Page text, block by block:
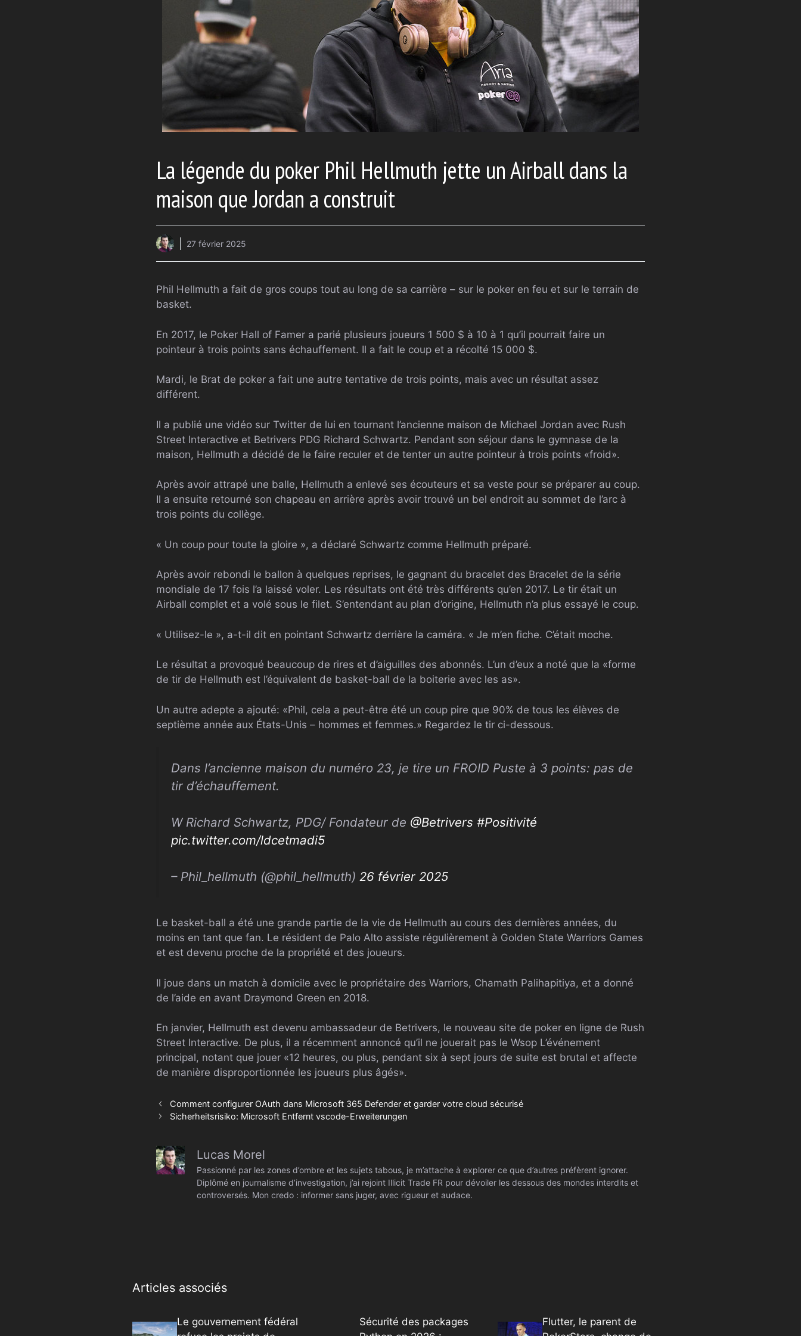
La légende du poker Phil Hellmuth jette un Airball dans la
maison que Jordan a construit
27 février 2025
Phil Hellmuth a fait de gros coups tout au long de sa carrière – sur le poker en feu et sur le terrain de
basket.
En 2017, le Poker Hall of Famer a parié plusieurs joueurs 1 500 $ à 10 à 1 qu’il pourrait faire un
pointeur à trois points sans échauffement. Il a fait le coup et a récolté 15 000 $.
Mardi, le Brat de poker a fait une autre tentative de trois points, mais avec un résultat assez
différent.
Il a publié une vidéo sur Twitter de lui en tournant l’ancienne maison de Michael Jordan avec Rush
Street Interactive et Betrivers PDG Richard Schwartz. Pendant son séjour dans le gymnase de la
maison, Hellmuth a décidé de le faire reculer et de tenter un autre pointeur à trois points «froid».
Après avoir attrapé une balle, Hellmuth a enlevé ses écouteurs et sa veste pour se préparer au coup.
Il a ensuite retourné son chapeau en arrière après avoir trouvé un bel endroit au sommet de l’arc à
trois points du collège.
« Un coup pour toute la gloire », a déclaré Schwartz comme Hellmuth préparé.
Après avoir rebondi le ballon à quelques reprises, le gagnant du bracelet des Bracelet de la série
mondiale de 17 fois l’a laissé voler. Les résultats ont été très différents qu’en 2017. Le tir était un
Airball complet et a volé sous le filet. S’entendant au plan d’origine, Hellmuth n’a plus essayé le coup.
« Utilisez-le », a-t-il dit en pointant Schwartz derrière la caméra. « Je m’en fiche. C’était moche.
Le résultat a provoqué beaucoup de rires et d’aiguilles des abonnés. L’un d’eux a noté que la «forme
de tir de Hellmuth est l’équivalent de basket-ball de la boiterie avec les as».
Un autre adepte a ajouté: «Phil, cela a peut-être été un coup pire que 90% de tous les élèves de
septième année aux États-Unis – hommes et femmes.» Regardez le tir ci-dessous.
Dans l’ancienne maison du numéro 23, je tire un FROID Puste à 3 points: pas de
tir d’échauffement.
W Richard Schwartz, PDG/ Fondateur de @Betrivers #Positivité
pic.twitter.com/ldcetmadi5
– Phil_hellmuth (@phil_hellmuth) 26 février 2025
Le basket-ball a été une grande partie de la vie de Hellmuth au cours des dernières années, du
moins en tant que fan. Le résident de Palo Alto assiste régulièrement à Golden State Warriors Games
et est devenu proche de la propriété et des joueurs.
Il joue dans un match à domicile avec le propriétaire des Warriors, Chamath Palihapitiya, et a donné
de l’aide en avant Draymond Green en 2018.
En janvier, Hellmuth est devenu ambassadeur de Betrivers, le nouveau site de poker en ligne de Rush
Street Interactive. De plus, il a récemment annoncé qu’il ne jouerait pas le Wsop L’événement
principal, notant que jouer «12 heures, ou plus, pendant six à sept jours de suite est brutal et affecte
de manière disproportionnée les joueurs plus âgés».
Comment configurer OAuth dans Microsoft 365 Defender et garder votre cloud sécurisé
Sicherheitsrisiko: Microsoft Entfernt vscode-Erweiterungen
Lucas Morel
Passionné par les zones d’ombre et les sujets tabous, je m’attache à explorer ce que d’autres préfèrent ignorer.
Diplômé en journalisme d’investigation, j’ai rejoint Illicit Trade FR pour dévoiler les dessous des mondes interdits et
controversés. Mon credo : informer sans juger, avec rigueur et audace.
Articles associés
Le gouvernement fédéral
Sécurité des packages
Flutter, le parent de